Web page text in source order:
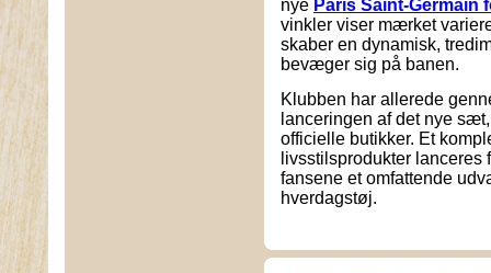
nye Paris Saint-Germain
vinkler viser mærket
skaber en dynamisk,
bevæger sig på banen.
Klubben har allerede
lanceringen af det nye
officielle butikker. Et
livsstilsprodukter lanceres
fansene et omfattende
hverdagstøj.